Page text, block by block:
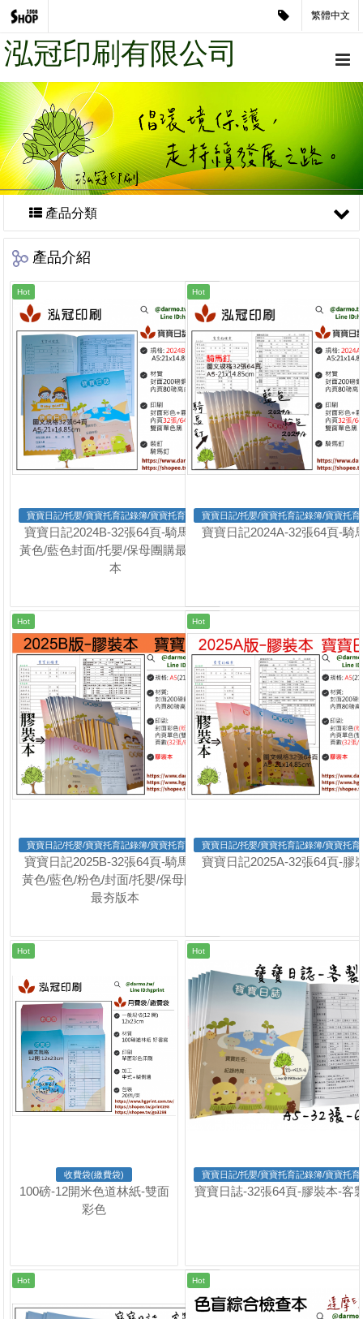
繁體中文
泓冠印刷有限公司
產品分類
產品介紹
Hot
寶寶日記/托嬰/寶寶托育記錄簿/寶寶托育手冊
寶寶日記2024B-32張64頁-騎馬釘-
黃色/藍色封面/托嬰/保母團購最夯版
本
Hot
寶寶日記/托嬰/寶寶托育記錄簿/寶寶托育
寶寶日記2024A-32張64頁-騎
Hot
寶寶日記/托嬰/寶寶托育記錄簿/寶寶托育手冊
寶寶日記2025B-32張64頁-騎馬釘-
黃色/藍色/粉色/封面/托嬰/保母團購
最夯版本
Hot
寶寶日記/托嬰/寶寶托育記錄簿/寶寶托育
寶寶日記2025A-32張64頁-膠
Hot
收費袋(繳費袋)
100磅-12開米色道林紙-雙面
彩色
Hot
寶寶日記/托嬰/寶寶托育記錄簿/寶寶托育
寶寶日誌-32張64頁-膠裝本-客
Hot Hot